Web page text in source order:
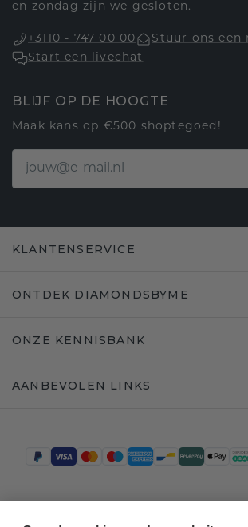
en zondag zijn we gesloten.
+3110 - 747 00 00
Stuur ons een
Start een livechat
BLIJF OP DE HOOGTE
Maak kans op €500 shoptegoed!
KLANTENSERVICE
ONTDEK DIAMONDSBYME
ONZE KENNISBANK
AANBEVOLEN LINKS